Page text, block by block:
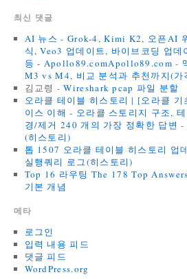
최신 댓글
AI 뉴스 - Grok-4, Kimi K2, 오픈AI
식, Veo3 업데이트, 바이브코딩 업
등 - Apollo89.comApollo89.com -
M3 vs M4, 비교 분석과 추천까지(
김교령 -Wireshark pcap 파일 분할
오라클 테이블 히스토리 | [오라클
이스 이해 - 오라클 스토리지 구조,
경/제거 240 개의 가장 정확한 답변 -
(히스토리)
톱 1507 오라클 테이블 히스토리 업
실행쿼리 로그(히스토리)
Top 16 라우팅 The 178 Top Answers
기본 개념
메타
로그인
입력 내용 피드
댓글 피드
WordPress.org